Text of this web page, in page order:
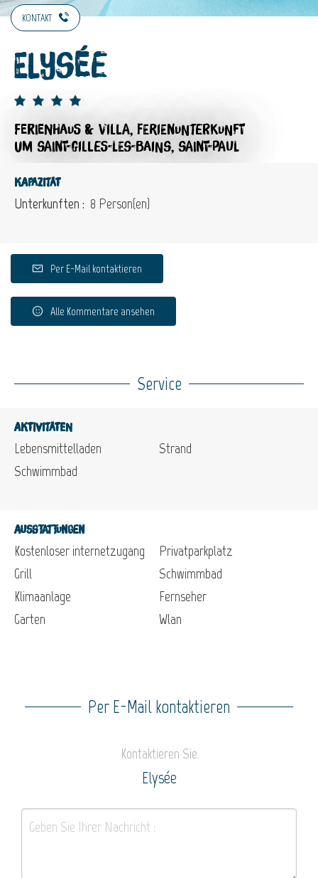
KONTAKT
Elysée
FERIENHAUS & VILLA, FERIENUNTERKUNFT
UM SAINT-GILLES-LES-BAINS, SAINT-PAUL
Kapazität
Unterkunften : 8 Person(en)
Per E-Mail kontaktieren
Alle Kommentare ansehen
Service
Aktivitäten
Lebensmittelladen
Schwimmbad
Strand
Ausstattungen
Kostenloser internetzugang
Grill
Klimaanlage
Garten
Privatparkplatz
Schwimmbad
Fernseher
Wlan
Per E-Mail kontaktieren
Kontaktieren Sie
Elysée